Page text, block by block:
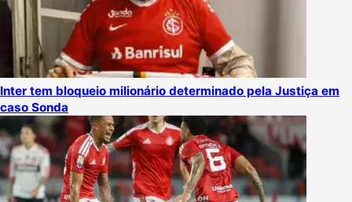
Inter tem bloqueio milionário determinado pela Justiça em
caso Sonda